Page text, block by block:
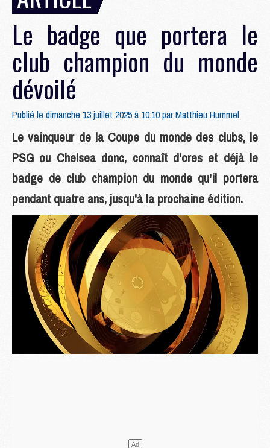
Le badge que portera le
club champion du monde
dévoilé
Publié le dimanche 13 juillet 2025 à 10:10 parMatthieu Hummel
Le vainqueur de la Coupe du monde des clubs, le
PSG ou Chelsea donc, connaît d'ores et déjà le
badge de club champion du monde qu'il portera
pendant quatre ans, jusqu'à la prochaine édition.